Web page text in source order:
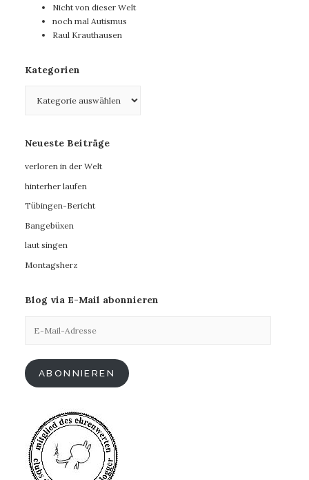
Nicht von dieser Welt
noch mal Autismus
Raul Krauthausen
Kategorien
Neueste Beiträge
verloren in der Welt
hinterher laufen
Tübingen-Bericht
Bangebüxen
laut singen
Montagsherz
Blog via E-Mail abonnieren
Mail-
ABONNIEREN